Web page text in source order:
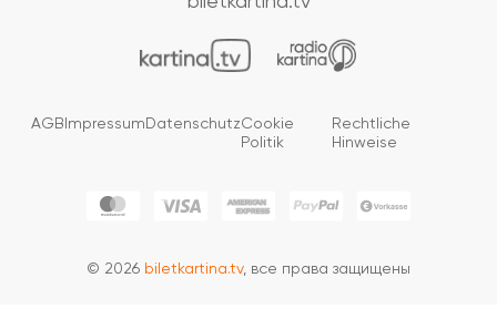
AGB Impressum DatenschutzCookie
Politik
Rechtliche
Hinweise
© 2026 biletkartina.tv, все права защищены